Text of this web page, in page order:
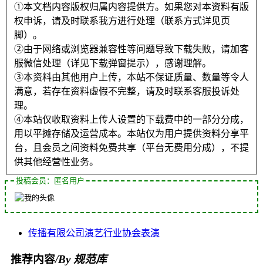
①本文档内容版权归属内容提供方。如果您对本资料有版
权申诉，请及时联系我方进行处理（联系方式详见页
脚）。
②由于网络或浏览器兼容性等问题导致下载失败，请加客
服微信处理（详见下载弹窗提示），感谢理解。
③本资料由其他用户上传，本站不保证质量、数量等令人
满意，若存在资料虚假不完整，请及时联系客服投诉处
理。
④本站仅收取资料上传人设置的下载费中的一部分分成，
用以平摊存储及运营成本。本站仅为用户提供资料分享平
台，且会员之间资料免费共享（平台无费用分成），不提
供其他经营性业务。
投稿会员：匿名用户
传播有限公司演艺行业协会表演
推荐内容/By 规范库